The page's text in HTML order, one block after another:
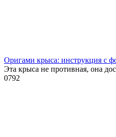
Оригами крыса: инструкция с
Эта крыса не противная, она
0792